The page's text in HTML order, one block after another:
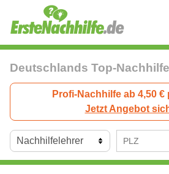
Deutschlands Top-
Profi-Nachhilfe ab 4,50 €
Jetzt Angebot